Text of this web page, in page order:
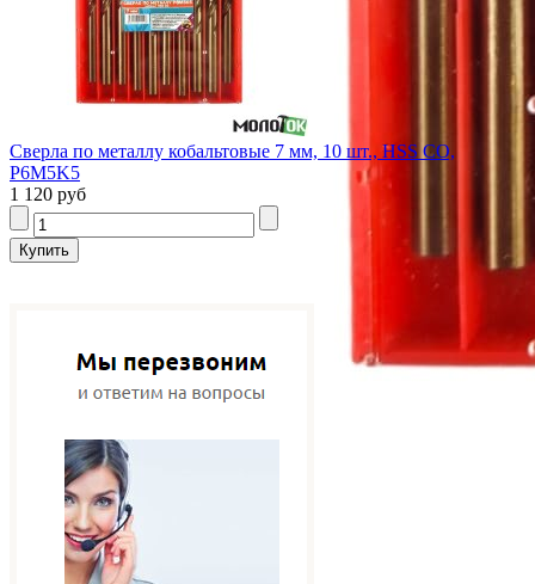
Сверла по металлу кобальтовые 7 мм, 10 шт., HSS CO,
P6M5K5
1 120 руб